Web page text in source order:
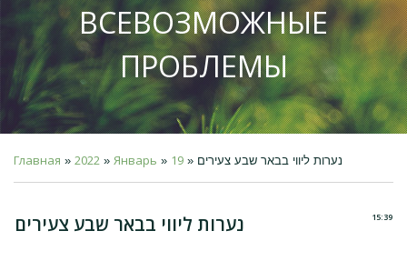
ВСЕВОЗМОЖНЫЕ
ПРОБЛЕМЫ
Главная » 2022 » Январь » 19 » נערות ליווי בבאר שבע צעירים
15:39 נערות ליווי בבאר שבע צעירים